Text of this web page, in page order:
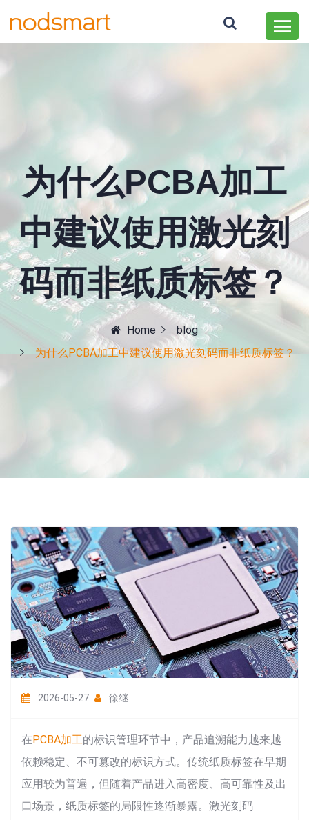
为什么PCBA加工
中建议使用激光刻
码而非纸质标签？
Home
blog
为什么PCBA加工中建议使用激光刻码而非纸质标签？
2026-05-27 徐继
在PCBA加工的标识管理环节中，产品追溯能力越来越
依赖稳定、不可篡改的标识方式。传统纸质标签在早期
应用较为普遍，但随着产品进入高密度、高可靠性及出
口场景，纸质标签的局限性逐渐暴露。激光刻码